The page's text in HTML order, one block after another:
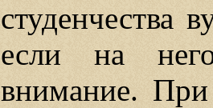
студенчества
если на него
внимание.